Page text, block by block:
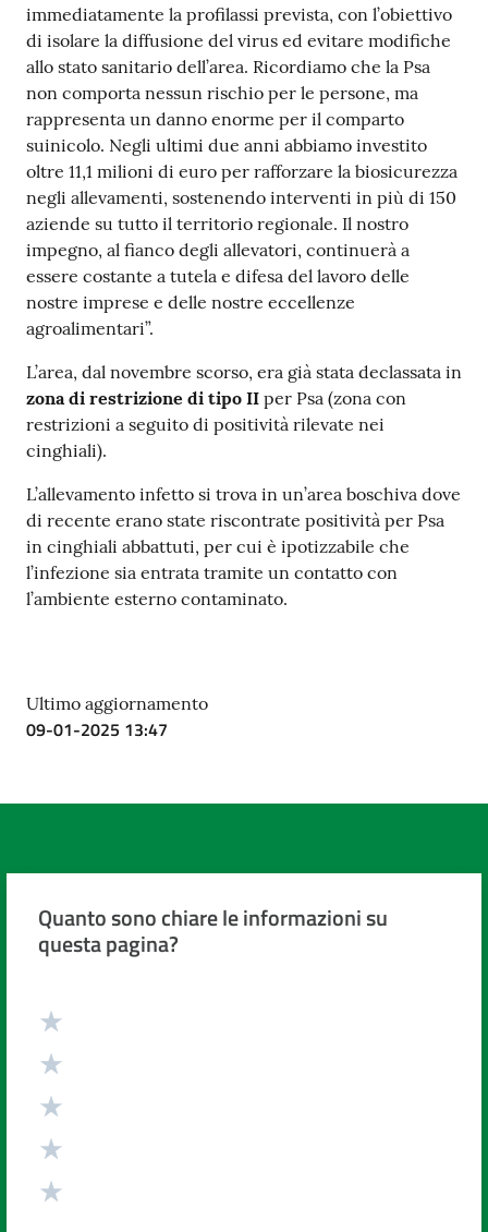
immediatamente la profilassi prevista, con l’obiettivo
di isolare la diffusione del virus ed evitare modifiche
allo stato sanitario dell’area. Ricordiamo che la Psa
non comporta nessun rischio per le persone, ma
rappresenta un danno enorme per il comparto
suinicolo. Negli ultimi due anni abbiamo investito
oltre 11,1 milioni di euro per rafforzare la biosicurezza
negli allevamenti, sostenendo interventi in più di 150
aziende su tutto il territorio regionale. Il nostro
impegno, al fianco degli allevatori, continuerà a
essere costante a tutela e difesa del lavoro delle
nostre imprese e delle nostre eccellenze
agroalimentari”.
L’area, dal novembre scorso, era già stata declassata in
zona di restrizione di tipo II per Psa (zona con
restrizioni a seguito di positività rilevate nei
cinghiali).
L’allevamento infetto si trova in un’area boschiva dove
di recente erano state riscontrate positività per Psa
in cinghiali abbattuti, per cui è ipotizzabile che
l’infezione sia entrata tramite un contatto con
l’ambiente esterno contaminato.
Ultimo aggiornamento
09-01-2025 13:47
Quanto sono chiare le informazioni su
questa pagina?